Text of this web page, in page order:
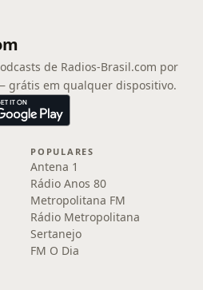
de Radios-Brasil.com por
grátis em qualquer dispositivo.
POPULARES
Antena 1
Rádio Anos 80
Metropolitana FM
Rádio Metropolitana
Sertanejo
FM O Dia